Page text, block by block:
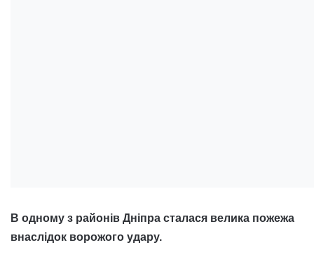
В одному з районів Дніпра сталася велика пожежа
внаслідок ворожого удару.